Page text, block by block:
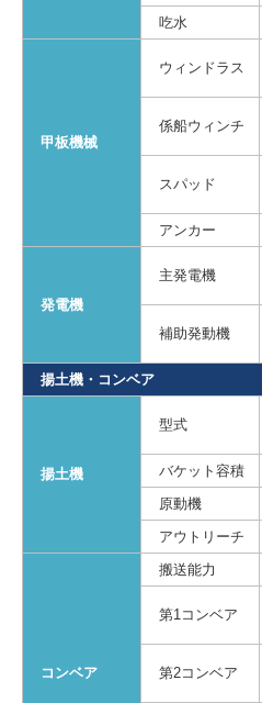
吃水
甲板機械
ウィンドラス
係船ウィンチ
スパッド
アンカー
発電機
主発電機
補助発動機
揚土機・コンベア
揚土機
型式
バケット容積
原動機
アウトリーチ
コンベア
搬送能力
第1コンベア
第2コンベア